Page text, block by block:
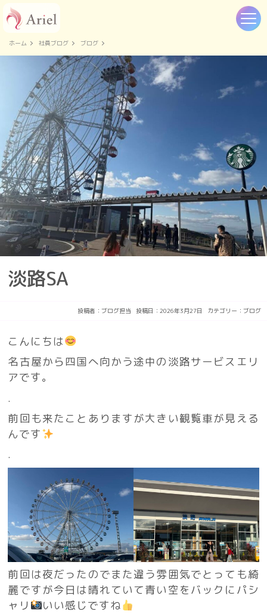
ホーム 社員ブログ ブログ
淡路SA
投稿者： ブログ担当 投稿日：2026年3月27日 カテゴリー： ブログ
こんにちは
名古屋から四国へ向かう途中の淡路サービスエリ
アです。
.
前回も来たことありますが大きい観覧車が見える
んです
.
前回は夜だったのでまた違う雰囲気でとっても綺
麗ですが今日は晴れていて青い空をバックにパシ
ャリ
いい感じですね